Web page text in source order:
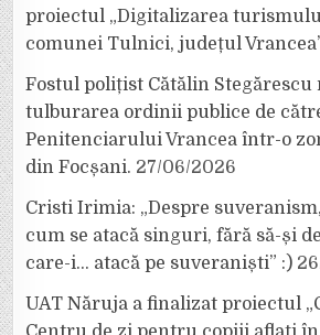
proiectul „Digitalizarea
comunei Tulnici, județul
Fostul polițist Cătălin Stegărescu
tulburarea ordinii publice de
Penitenciarului Vrancea într-o
din Focșani. 27/06/2026
Cristi Irimia: „Despre
cum se atacă singuri, fără să-și
care-i… atacă pe suveraniști” :)
UAT Năruja a finalizat proiectul